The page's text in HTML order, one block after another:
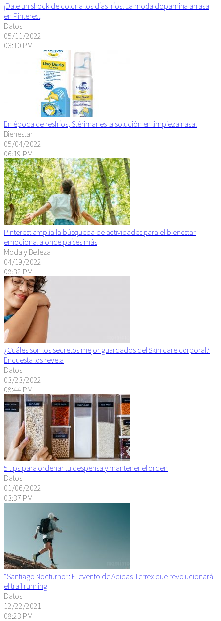
¡Dale un shock de color a los días fríos! La moda dopamina arrasa
en Pinterest
Datos
05/11/2022
03:10 PM
En época de resfríos, Stérimar es la solución en limpieza nasal
Bienestar
05/04/2022
06:19 PM
Pinterest amplía la búsqueda de actividades para el bienestar
emocional a once países más
Moda y Belleza
04/19/2022
08:32 PM
¿Cuáles son los secretos mejor guardados del Skin care corporal?
Encuesta los revela
Datos
03/23/2022
08:44 PM
5 tips para ordenar tu despensa y mantener el orden
Datos
01/06/2022
03:37 PM
“Santiago Nocturno”: El evento de Adidas Terrex que revolucionará
el trail running
Datos
12/22/2021
08:23 PM